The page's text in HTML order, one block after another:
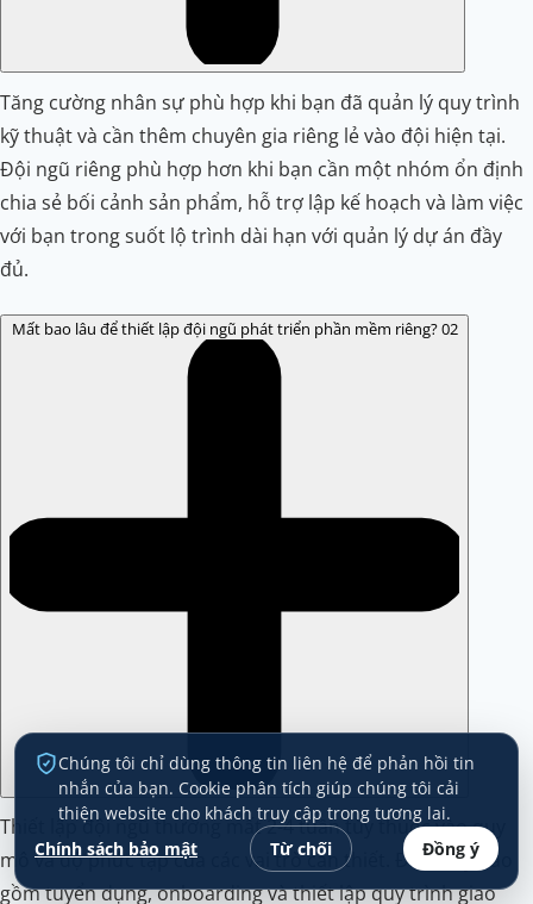
Tăng cường nhân sự phù hợp khi bạn đã quản lý quy trình
kỹ thuật và cần thêm chuyên gia riêng lẻ vào đội hiện tại.
Đội ngũ riêng phù hợp hơn khi bạn cần một nhóm ổn định
chia sẻ bối cảnh sản phẩm, hỗ trợ lập kế hoạch và làm việc
với bạn trong suốt lộ trình dài hạn với quản lý dự án đầy
đủ.
Mất bao lâu để thiết lập đội ngũ phát triển phần mềm riêng?02
Thiết lập đội ngũ thường mất 2-4 tuần tùy thuộc vào quy
mô và độ phức tạp của các vai trò cần thiết. Điều này bao
gồm tuyển dụng, onboarding và thiết lập quy trình giao
Chúng tôi chỉ dùng thông tin liên hệ để phản hồi tin
nhắn của bạn. Cookie phân tích giúp chúng tôi cải
thiện website cho khách truy cập trong tương lai.
Chính sách bảo mật
Từ chối Đồng ý